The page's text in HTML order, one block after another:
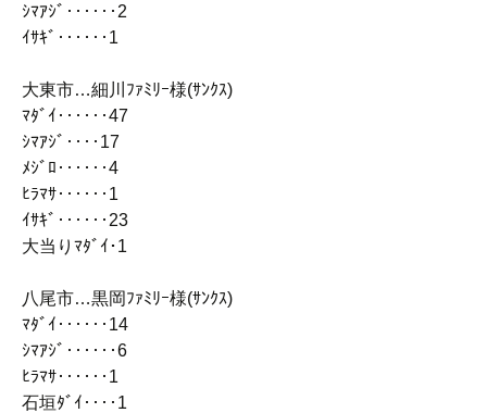
ｼﾏｱｼﾞ‥‥‥2
ｲｻｷﾞ‥‥‥1
大東市…細川ﾌｧﾐﾘｰ様(ｻﾝｸｽ)
ﾏﾀﾞｲ‥‥‥47
ｼﾏｱｼﾞ‥‥17
ﾒｼﾞﾛ‥‥‥4
ﾋﾗﾏｻ‥‥‥1
ｲｻｷﾞ‥‥‥23
大当りﾏﾀﾞｲ･1
八尾市…黒岡ﾌｧﾐﾘｰ様(ｻﾝｸｽ)
ﾏﾀﾞｲ‥‥‥14
ｼﾏｱｼﾞ‥‥‥6
ﾋﾗﾏｻ‥‥‥1
石垣ﾀﾞｲ‥‥1